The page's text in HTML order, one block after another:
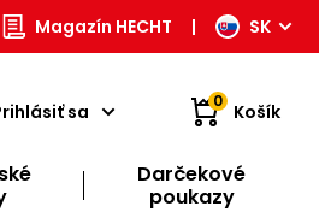
Magazín HECHT | SK
sa 0 Košík
Darčekové
poukazy